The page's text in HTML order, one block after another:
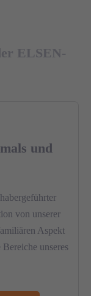
ELSEN-
und
von unserer
Aspekt
unseres